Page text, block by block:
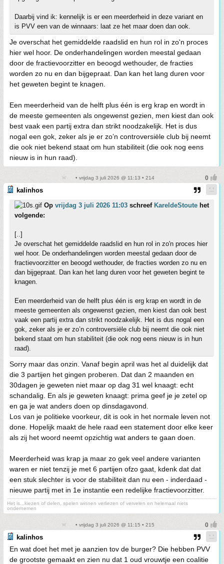
Daarbij vind ik: kennelijk is er een meerderheid in deze variant en
is PVV een van de winnaars: laat ze het maar doen dan ook.
Je overschat het gemiddelde raadslid en hun rol in zo'n proces
hier wel hoor. De onderhandelingen worden meestal gedaan
door de fractievoorzitter en beoogd wethouder, de fracties
worden zo nu en dan bijgepraat. Dan kan het lang duren voor
het geweten begint te knagen.
Een meerderheid van de helft plus één is erg krap en wordt in
de meeste gemeenten als ongewenst gezien, men kiest dan ook
best vaak een partij extra dan strikt noodzakelijk. Het is dus
nogal een gok, zeker als je er zo’n controversiële club bij neemt
die ook niet bekend staat om hun stabiliteit (die ook nog eens
nieuw is in hun raad).
• vrijdag 3 juli 2026 @ 11:13 • 214
kalinhos
Op vrijdag 3 juli 2026 11:03 schreef KareldeStoute het
volgende:
[..]
Je overschat het gemiddelde raadslid en hun rol in zo'n proces hier
wel hoor. De onderhandelingen worden meestal gedaan door de
fractievoorzitter en beoogd wethouder, de fracties worden zo nu en
dan bijgepraat. Dan kan het lang duren voor het geweten begint te
knagen.
Een meerderheid van de helft plus één is erg krap en wordt in de
meeste gemeenten als ongewenst gezien, men kiest dan ook best
vaak een partij extra dan strikt noodzakelijk. Het is dus nogal een
gok, zeker als je er zo’n controversiële club bij neemt die ook niet
bekend staat om hun stabiliteit (die ook nog eens nieuw is in hun
raad).
Sorry maar das onzin. Vanaf begin april was het al duidelijk dat
die 3 partijen het gingen proberen. Dat dan 2 maanden en
30dagen je geweten niet maar op dag 31 wel knaagt: echt
schandalig. En als je geweten knaagt: prima geef je je zetel op
en ga je wat anders doen op dinsdagavond.
Los van je politieke voorkeur, dit is ook in het normale leven not
done. Hopelijk maakt de hele raad een statement door elke keer
als zij het woord neemt opzichtig wat anders te gaan doen.
Meerderheid was krap ja maar zo gek veel andere varianten
waren er niet tenzij je met 6 partijen ofzo gaat, kdenk dat dat
een stuk slechter is voor de stabiliteit dan nu een - inderdaad -
nieuwe partij met in 1e instantie een redelijke fractievoorzitter.
Het is...kiezen of delen, spelen winnen verliezen of vervelen en helemaal niets
ondernemen
• vrijdag 3 juli 2026 @ 11:15 • 215
kalinhos
En wat doet het met je aanzien tov de burger? Die hebben PVV
de grootste gemaakt en zien nu dat 1 oud vrouwtje een coalitie